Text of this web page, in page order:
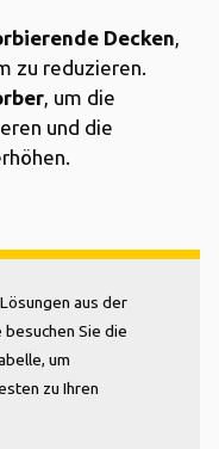
Decken,
zu reduzieren.
, um die
und die
aus der
Sie die
um
zu Ihren